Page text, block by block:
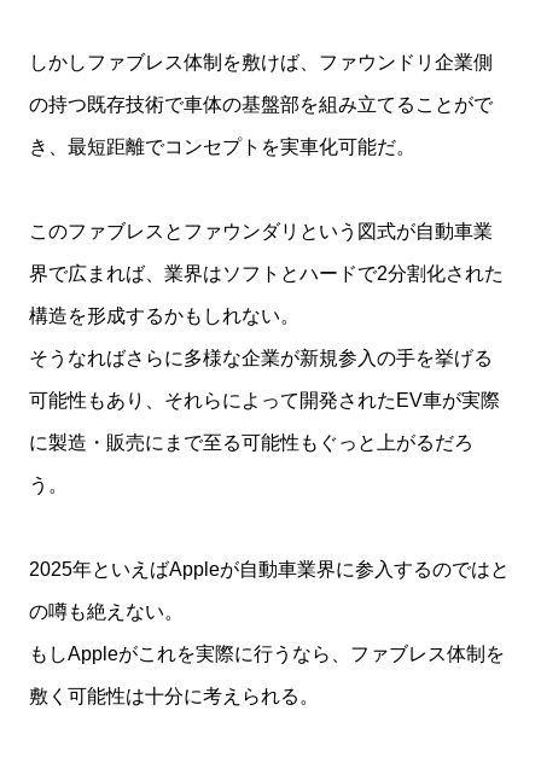
しかしファブレス体制を敷けば、ファウンドリ企業側
の持つ既存技術で車体の基盤部を組み立てることがで
き、最短距離でコンセプトを実車化可能だ。
このファブレスとファウンダリという図式が自動車業
界で広まれば、業界はソフトとハードで2分割化された
構造を形成するかもしれない。
そうなればさらに多様な企業が新規参入の手を挙げる
可能性もあり、それらによって開発されたEV車が実際
に製造・販売にまで至る可能性もぐっと上がるだろ
う。
2025年といえばAppleが自動車業界に参入するのではと
の噂も絶えない。
もしAppleがこれを実際に行うなら、ファブレス体制を
敷く可能性は十分に考えられる。